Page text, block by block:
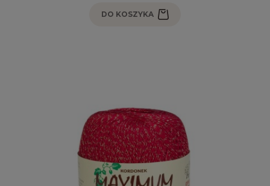
DO KOSZYKA